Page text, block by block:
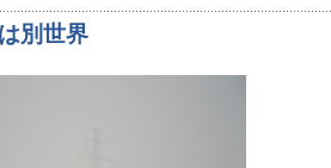
別世界